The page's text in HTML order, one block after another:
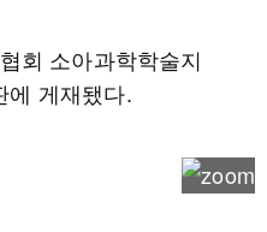
회 소아과학학술지
에 게재됐다.